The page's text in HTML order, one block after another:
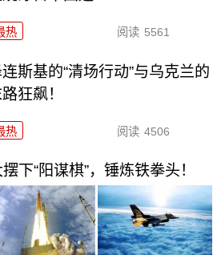
热 阅读 5561
斯基的“清场行动”与乌克兰的
狂飙！
热 阅读 4506
下“阳谋棋”，锤炼铁拳头！